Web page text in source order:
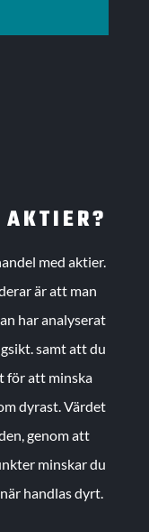
med aktier.
är att man
har analyserat
samt att du
för att minska
dyrast. Värdet
genom att
minskar du
handlas dyrt.